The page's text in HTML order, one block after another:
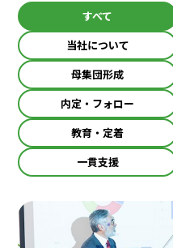
すべて
当社について
母集団形成
内定・フォロー
教育・定着
一貫支援